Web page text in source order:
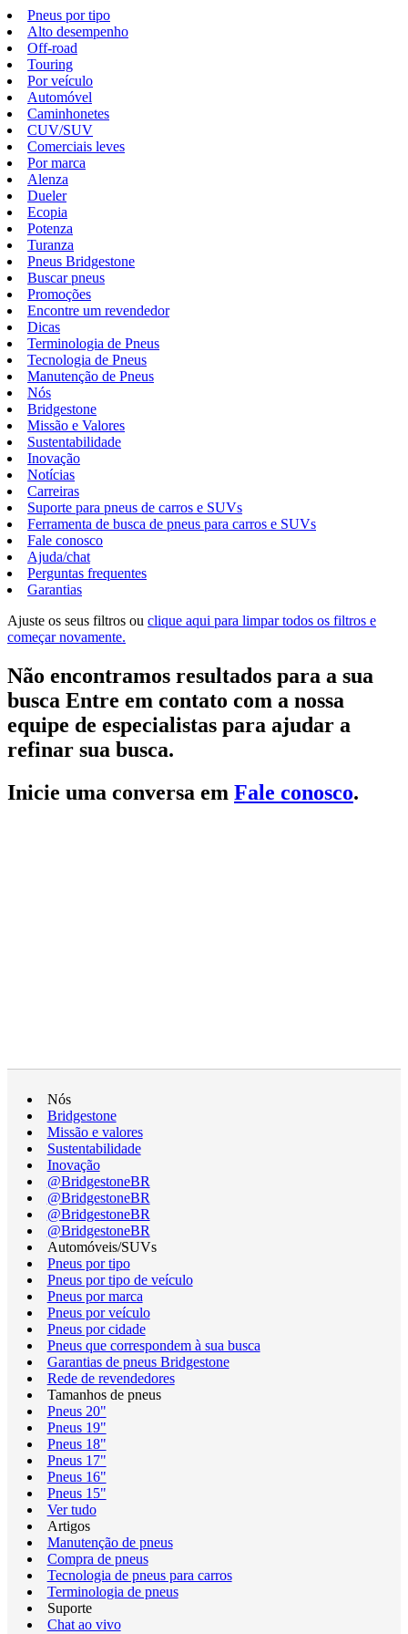
Pneus por tipo
Alto desempenho
Off-road
Touring
Por veículo
Automóvel
Caminhonetes
CUV/SUV
Comerciais leves
Por marca
Alenza
Dueler
Ecopia
Potenza
Turanza
Pneus Bridgestone
Buscar pneus
Promoções
Encontre um revendedor
Dicas
Terminologia de Pneus
Tecnologia de Pneus
Manutenção de Pneus
Nós
Bridgestone
Missão e Valores
Sustentabilidade
Inovação
Notícias
Carreiras
Suporte para pneus de carros e SUVs
Ferramenta de busca de pneus para carros e SUVs
Fale conosco
Ajuda/chat
Perguntas frequentes
Garantias
Ajuste os seus filtros ou clique aqui para limpar todos os filtros e
começar novamente.
Não encontramos resultados para a sua
busca Entre em contato com a nossa
equipe de especialistas para ajudar a
refinar sua busca.
Inicie uma conversa em Fale conosco.
Nós
Bridgestone
Missão e valores
Sustentabilidade
Inovação
@BridgestoneBR
@BridgestoneBR
@BridgestoneBR
@BridgestoneBR
Automóveis/SUVs
Pneus por tipo
Pneus por tipo de veículo
Pneus por marca
Pneus por veículo
Pneus por cidade
Pneus que correspondem à sua busca
Garantias de pneus Bridgestone
Rede de revendedores
Tamanhos de pneus
Pneus 20"
Pneus 19"
Pneus 18"
Pneus 17"
Pneus 16"
Pneus 15"
Ver tudo
Artigos
Manutenção de pneus
Compra de pneus
Tecnologia de pneus para carros
Terminologia de pneus
Suporte
Chat ao vivo